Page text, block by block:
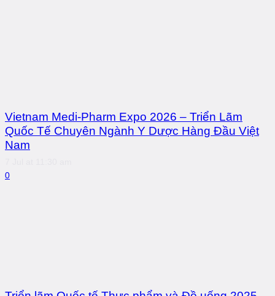
Vietnam Medi-Pharm Expo 2026 – Triển Lãm
Quốc Tế Chuyên Ngành Y Dược Hàng Đầu Việt
Nam
0